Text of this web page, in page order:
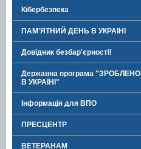
Кібербезпека
ПАМ'ЯТНИЙ ДЕНЬ В УКРАЇНІ
Довідник безбар'єрності!
Державна програма "ЗРОБЛЕНО
В УКРАЇНІ"
Інформація для ВПО
ПРЕСЦЕНТР
ВЕТЕРАНАМ